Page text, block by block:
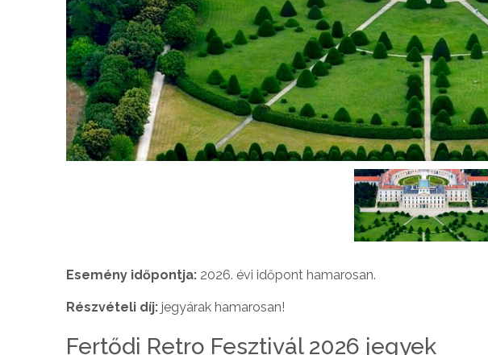
Esemény időpontja: 2026. évi időpont hamarosan.
Részvételi díj: jegyárak hamarosan!
Fertődi Retro Fesztivál 2026 jegyek